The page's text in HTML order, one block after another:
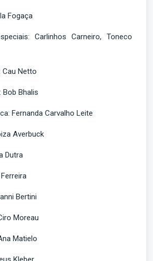
Fogaça
Carlinhos Carneiro, Toneco
Cau Netto
Bob Bhalis
Fernanda Carvalho Leite
Averbuck
Dutra
Bertini
Moreau
Matielo